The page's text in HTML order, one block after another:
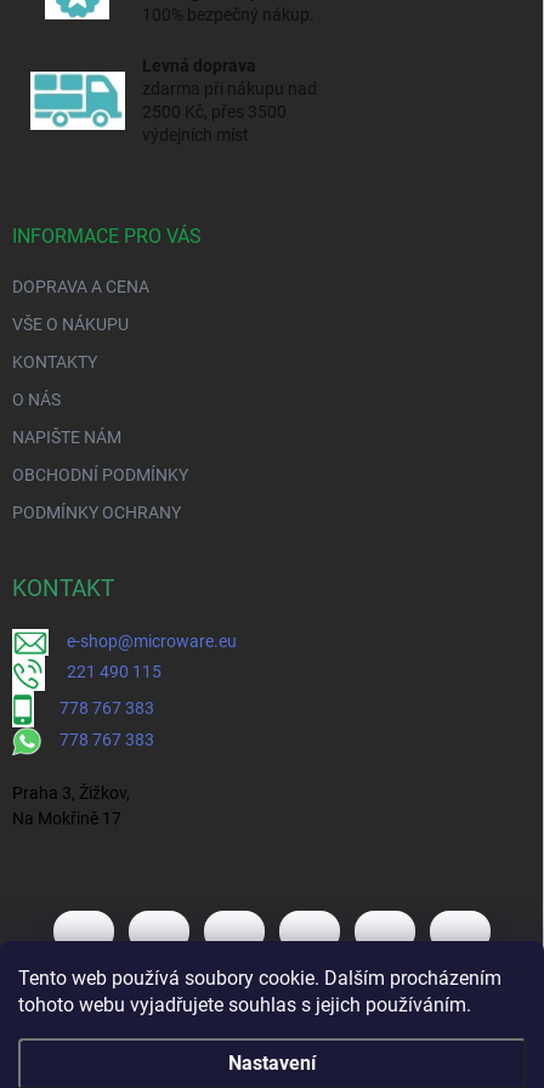
Tento web používá soubory cookie. Dalším procházením
tohoto webu vyjadřujete souhlas s jejich používáním.
Nastavení
100% bezpečný nákup.
Levná doprava
zdarma při nákupu nad
2500 Kč, přes 3500
výdejních míst
INFORMACE PRO VÁS
DOPRAVA A CENA
VŠE O NÁKUPU
KONTAKTY
O NÁS
NAPIŠTE NÁM
OBCHODNÍ PODMÍNKY
PODMÍNKY OCHRANY
KONTAKT
e-shop@microware.eu
221 490 115
778 767 383
778 767 383
Praha 3, Žižkov,
Na Mokřině 17